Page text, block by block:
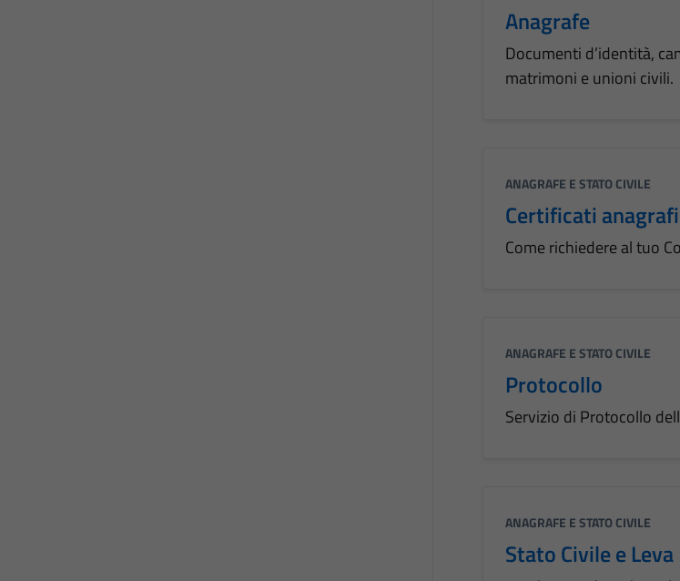
Anagrafe
Documenti d’identità,
matrimoni e unioni civili.
ANAGRAFE E STATO CIVILE
Certificati
Come richiedere al tuo
ANAGRAFE E STATO CIVILE
Protocollo
Servizio di Protocollo
ANAGRAFE E STATO CIVILE
Stato Civile e Leva